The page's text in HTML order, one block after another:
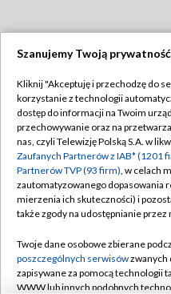
Abonament TVP
Emisja w TVP
Centrum informacji TVP
Naziemna Telewizja
Rada Programowa
System NOS
Szanujemy Twoją prywatność
Kliknij "Akceptuję i przechodzę do
korzystanie z technologii
dostęp do informacji na Twoim
przechowywanie oraz na
nas, czyli Telewizję Polską S.A. w
Zaufanych Partnerów z IAB* (1201
Partnerów TVP (93 firm), w celach
zautomatyzowanego dopasowania
mierzenia ich skuteczności) i
także zgody na udostępnianie przez
Twoje dane osobowe zbierane
poszczególnych serwisówzwanych
zapisywane za pomocą technologii
WWW lub innych podobnych